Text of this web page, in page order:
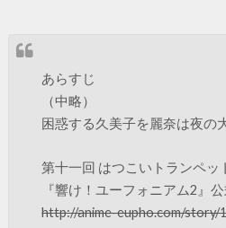
あらすじ
（中略）
困惑する久美子を麗奈は夜の
第十一回 はつこいトランペッ
『響け！ユーフォニアム2』
http://anime-eupho.com/story/